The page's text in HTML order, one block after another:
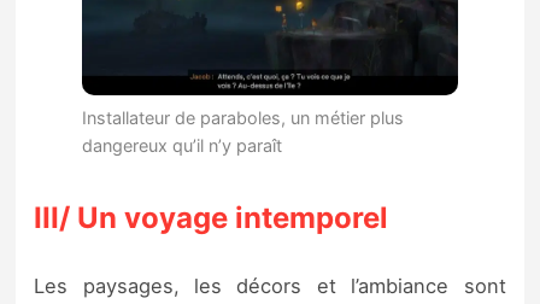
Installateur de paraboles, un métier plus
dangereux qu’il n’y paraît
III/ Un voyage intemporel
Les paysages, les décors et l’ambiance sont